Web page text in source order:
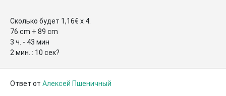
Сколько будет 1,16€ x 4.
76 cm + 89 cm
3 ч. - 43 мин
2 мин. : 10 сек?
Ответ от Алексей Пшеничный